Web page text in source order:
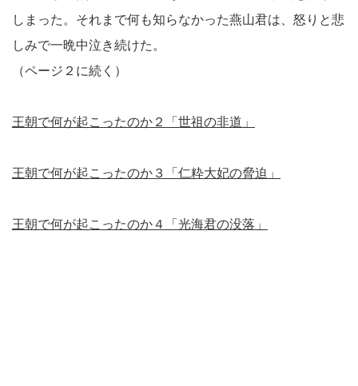
しまった。それまで何も知らなかった燕山君は、怒りと悲
しみで一晩中泣き続けた。
（ページ２に続く）
王朝で何が起こったのか２「世祖の非道」
王朝で何が起こったのか３「仁粋大妃の脅迫」
王朝で何が起こったのか４「光海君の没落」